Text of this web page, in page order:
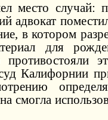
случай:
адвокат
в котором
для
противостояли
Калифорнии
смогла